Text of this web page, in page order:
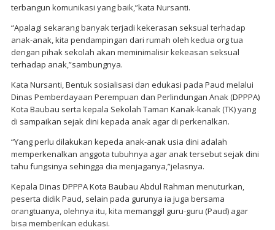
terbangun komunikasi yang baik,”kata Nursanti.
“Apalagi sekarang banyak terjadi kekerasan seksual terhadap
anak-anak, kita pendampingan dari rumah oleh kedua org tua
dengan pihak sekolah akan meminimalisir kekeasan seksual
terhadap anak,”sambungnya.
Kata Nursanti, Bentuk sosialisasi dan edukasi pada Paud melalui
Dinas Pemberdayaan Perempuan dan Perlindungan Anak (DPPPA)
Kota Baubau serta kepala Sekolah Taman Kanak-kanak (TK) yang
di sampaikan sejak dini kepada anak agar di perkenalkan.
“Yang perlu dilakukan kepeda anak-anak usia dini adalah
memperkenalkan anggota tubuhnya agar anak tersebut sejak dini
tahu fungsinya sehingga dia menjaganya,”jelasnya.
Kepala Dinas DPPPA Kota Baubau Abdul Rahman menuturkan,
peserta didik Paud, selain pada gurunya ia juga bersama
orangtuanya, olehnya itu, kita memanggil guru-guru (Paud) agar
bisa memberikan edukasi.